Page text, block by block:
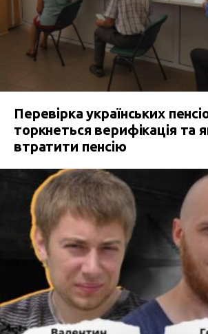
Перевірка українських
торкнеться верифікація та
втратити пенсію